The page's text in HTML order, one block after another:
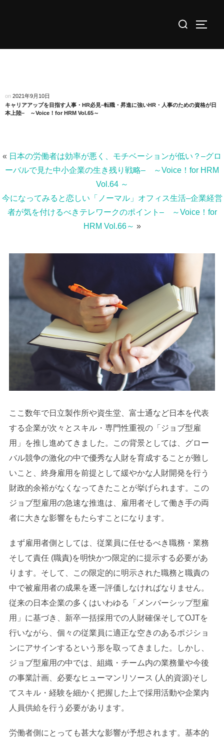
ン
キ
索
on 2021年9月10日
キャリアアップを目指す人事・HR必見–転職・昇進に強いHR・人事のための資格が日
本上陸– ～Voice！for HRM Vol.65～
« 日本の労働者は効率が悪く、モチベーションが低い？–グロ
ーバルで見た中小企業の生き残り戦略– ～Voice！for HRM
Vol.64 ～
今になってみると恋しい「ノーマル」オフィス生活–企業経営
者が気を付けるべきテレワークのポイント– ～Voice！for
HRM Vol.66～ »
ここ数年で日立製作所や資生堂、富士通など日本を代表
する企業が次々とスキル・専門性重視の「ジョブ型雇
用」を推し進めてきました。この背景としては、グロー
バル競争の激化の中で優秀な人財を育成することが難し
いこと、終身雇用を前提として緩やかな人財開発を行う
財政的余裕がなくなってきたことが挙げられます。この
ジョブ型雇用の急速な推進は、雇用者そして働き手の両
者に大きな影響をもたらすことになります。
まず雇用者側としては、従業員に任せるべき職務・業務
そして責任 (職責)を明快かつ限定的に提示する必要があ
ります。そして、この限定的に明示された職務と職責の
中で被雇用者の成果を逐一評価しなければなりません。
従来の日本企業の多くはいわゆる「メンバーシップ型雇
用」に基づき、新卒一括採用での人財確保そしてOJTを
行いながら、個々の従業員に適正な空きのあるポジショ
ンにアサインするという形を取ってきました。しかし、
ジョブ型雇用の中では、組織・チーム内の業務量や今後
の事業計画、必要なヒューマンリソース (人的資源)そし
てスキル・経験を細かく把握した上で採用活動や企業内
人員供給を行う必要があります。
労働者側にとっても甚大な影響が予想されます。基本的